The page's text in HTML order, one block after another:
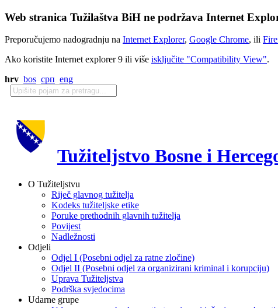
Web stranica Tužilaštva BiH ne podržava Internet
Preporučujemo nadogradnju na Internet Explorer, Google Chrome, ili
Ako koristite Internet explorer 9 ili više isključite "Compatibility View".
hrv bos срп eng
Tužiteljstvo Bosne i
O Tužiteljstvu
Riječ glavnog tužitelja
Kodeks tužiteljske etike
Poruke prethodnih glavnih tužitelja
Povijest
Nadležnosti
Odjeli
Odjel I (Posebni odjel za ratne zločine)
Odjel II (Posebni odjel za organizirani kriminal i korupciju)
Uprava Tužiteljstva
Podrška svjedocima
Udarne grupe